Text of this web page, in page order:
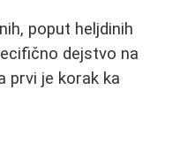
poput heljdinih
dejstvo na
prvi je korak ka